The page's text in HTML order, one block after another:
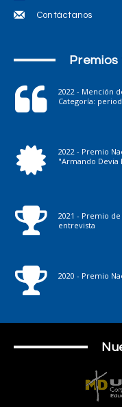
Contáctanos
2022 - Mención
Categoría:
2022 - Premio
"Armando Devia
2021 - Premio
entrevista
2020 - Premio